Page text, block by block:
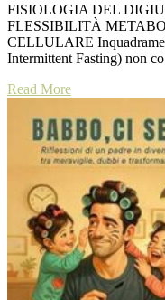
FISIOLOGIA DEL
FLESSIBILITÀ
CELLULARE
Intermittent Fasting) non co
Read More